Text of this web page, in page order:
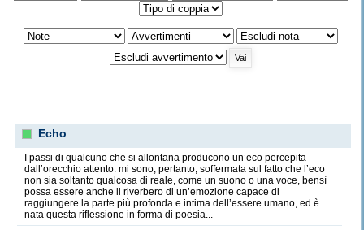
Echo
I passi di qualcuno che si allontana producono un’eco percepita
dall’orecchio attento: mi sono, pertanto, soffermata sul fatto che l’eco
non sia soltanto qualcosa di reale, come un suono o una voce, bensì
possa essere anche il riverbero di un’emozione capace di
raggiungere la parte più profonda e intima dell’essere umano, ed è
nata questa riflessione in forma di poesia...